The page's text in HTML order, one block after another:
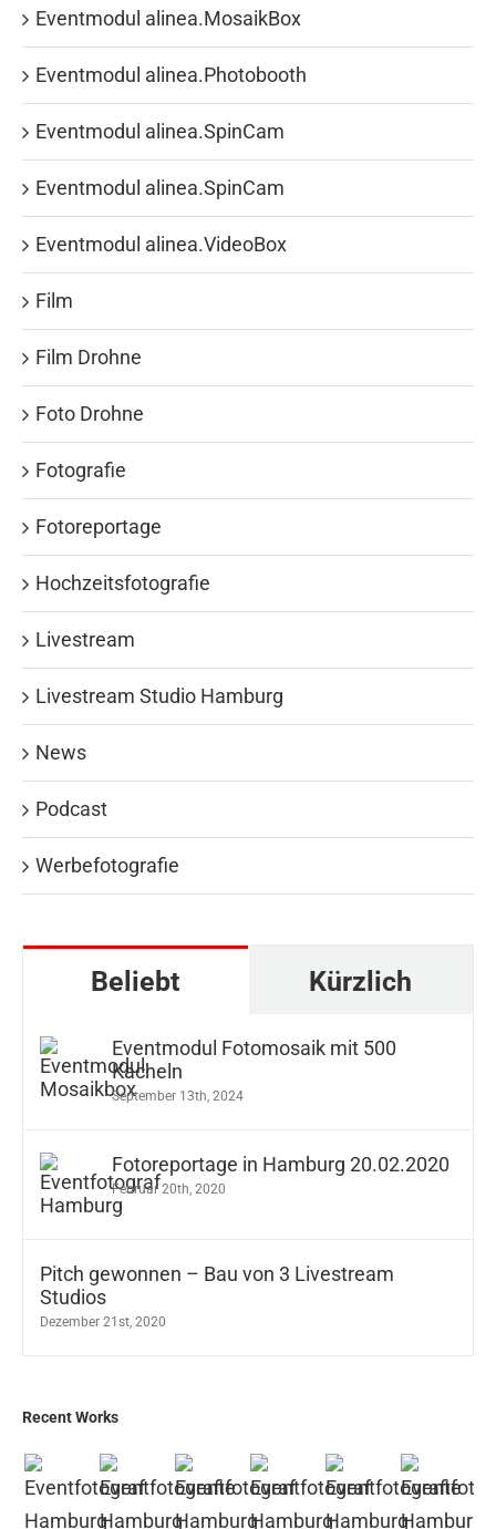
Eventmodul alinea.MosaikBox
Eventmodul alinea.Photobooth
Eventmodul alinea.SpinCam
Eventmodul alinea.SpinCam
Eventmodul alinea.VideoBox
Film
Film Drohne
Foto Drohne
Fotografie
Fotoreportage
Hochzeitsfotografie
Livestream
Livestream Studio Hamburg
News
Podcast
Werbefotografie
Beliebt Kürzlich
Eventmodul Fotomosaik mit 500
Kacheln
September 13th, 2024
Fotoreportage in Hamburg 20.02.2020
Februar 20th, 2020
Pitch gewonnen – Bau von 3 Livestream
Studios
Dezember 21st, 2020
Recent Works